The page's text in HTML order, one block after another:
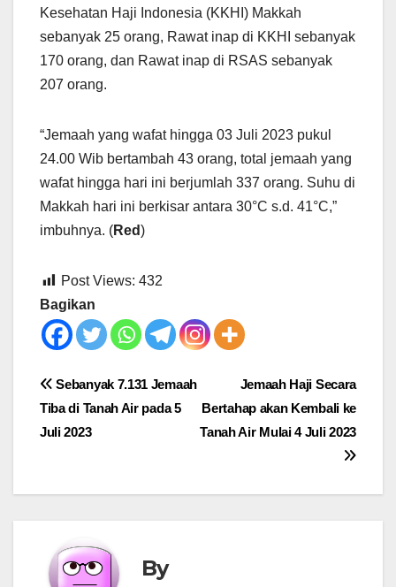
Kesehatan Haji Indonesia (KKHI) Makkah
sebanyak 25 orang, Rawat inap di KKHI sebanyak
170 orang, dan Rawat inap di RSAS sebanyak
207 orang.
“Jemaah yang wafat hingga 03 Juli 2023 pukul
24.00 Wib bertambah 43 orang, total jemaah yang
wafat hingga hari ini berjumlah 337 orang. Suhu di
Makkah hari ini berkisar antara 30°C s.d. 41°C,”
imbuhnya. (Red)
Post Views: 432
Bagikan
Post
navigation
Jemaah Haji Secara
Bertahap akan Kembali ke
Tanah Air Mulai 4 Juli 2023
Sebanyak 7.131 Jemaah
Tiba di Tanah Air pada 5
Juli 2023
By